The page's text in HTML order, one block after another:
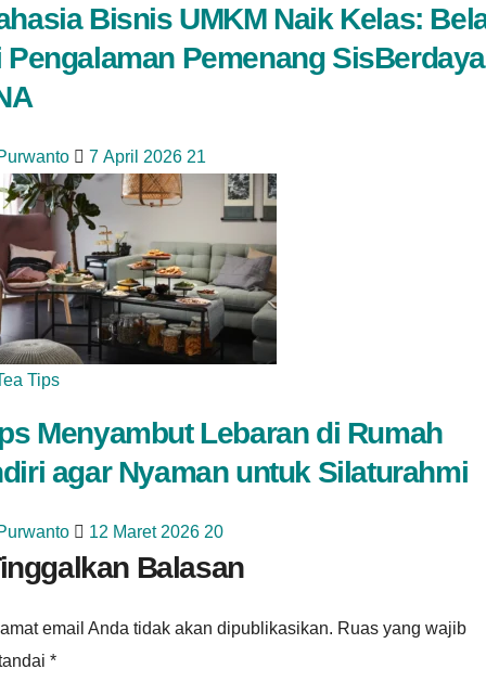
Bisnis UMKM Naik Kelas:
Pengalaman Pemenang SisBerdaya
7 April 2026 21
Tips
Menyambut Lebaran di Rumah
agar Nyaman untuk Silaturahmi
12 Maret 2026 20
Balasan
email Anda tidak akan dipublikasikan. Ruas yang wajib
*